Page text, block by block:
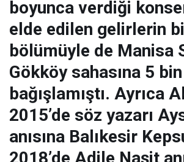
boyunca verdiği
elde edilen gelirlerin
bölümüyle de Manisa
Gökköy sahasına 5
bağışlamıştı. Ayrıca
2015’de söz yazarı
anısına Balıkesir